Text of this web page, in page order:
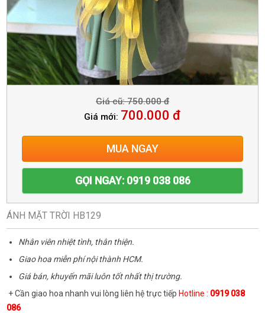
Giá cũ: 750.000 đ
Giá mới: 700.000 đ
MUA NGAY
GỌI NGAY: 0919 038 086
ÁNH MẶT TRỜI HB129
Nhân viên nhiệt tình, thân thiện.
Giao hoa miễn phí nội thành HCM.
Giá bán, khuyến mãi luôn tốt nhất thị trường.
+ Cần giao hoa nhanh vui lòng liên hệ trực tiếp Hotline : 0919 038
086